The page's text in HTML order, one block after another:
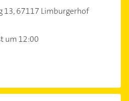
13,67117 Limburgerhof
um 12:00